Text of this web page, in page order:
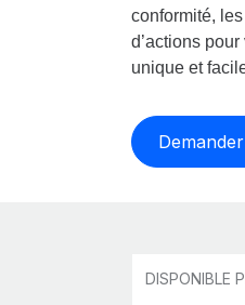
conformité,
d’actions
unique et
DISPONIBLE